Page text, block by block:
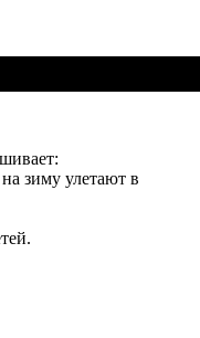
зиму улетают в